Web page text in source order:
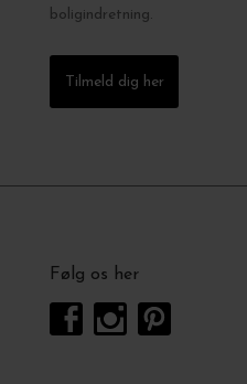
boligindretning.
Tilmeld dig her
Følg os her